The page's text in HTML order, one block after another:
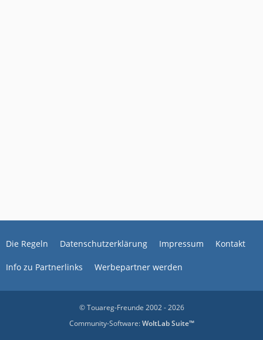
Die Regeln Datenschutzerklärung Impressum Kontakt
Info zu Partnerlinks Werbepartner werden
© Touareg-Freunde 2002 - 2026
Community-Software:WoltLab Suite™